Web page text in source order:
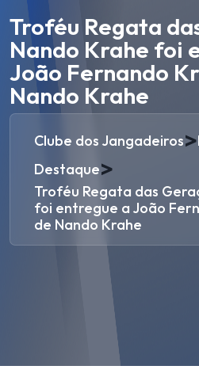
Troféu Regata
Nando Krahe foi
João Fernando
Nando Krahe
Clube dos Jangadeiros>
Destaque>
Troféu Regata das
foi entregue a João
de Nando Krahe